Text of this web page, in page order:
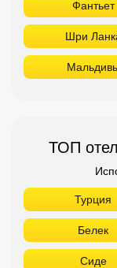
Фантьет
Шри
ТОП
Турция
Белек
Сиде